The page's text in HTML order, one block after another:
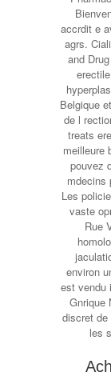
accrdit e
agrs.
and
Belgique
de l
treats
meilleure
pouvez
mdecins
Les
vaste
Rue
environ
est vendu
Gnrique
discret
les